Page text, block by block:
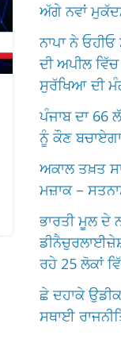
ਅੱਗੇ ਨਵਾਂ
ਨਾਪਾ ਨੇ
ਦੀ ਅਪੀਲ ਵਿੱਚ
ਸੁਰੱਖਿਆ ਦੀ
ਪੰਜਾਬ ਦਾ 66
ਨੂੰ ਕੌਣ
ਅਕਾਲ ਤਖ਼ਤ
ਮਜ਼ਾਕ –
ਭਾਰਤੀ ਮੂਲ ਦੇ
ਰਹੇ 25 ਲੋਕਾਂ
ਛੇ ਦਹਾਕੇ
ਸਥਾਈ